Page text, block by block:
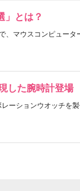
」とは？
、マウスコンピュータ
した腕時計登場
ーションウオッチを